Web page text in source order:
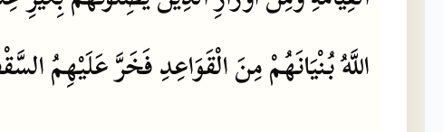
اللَّهُبُنْيَانَهُمْمِنَالْقَوَاعِدِفَخَرَّعَلَيْهِمُ